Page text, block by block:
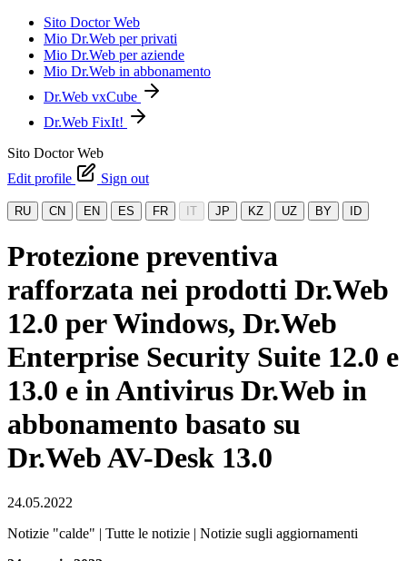
Sito Doctor Web
Mio Dr.Web per privati
Mio Dr.Web per aziende
Mio Dr.Web in abbonamento
Dr.Web vxCube
Dr.Web FixIt!
Sito Doctor Web
Edit profile
Sign out
RU CN EN ES FR IT JP KZ UZ BY ID
Protezione preventiva
rafforzata nei prodotti Dr.Web
12.0 per Windows, Dr.Web
Enterprise Security Suite 12.0 e
13.0 e in Antivirus Dr.Web in
abbonamento basato su
Dr.Web AV-Desk 13.0
24.05.2022
Notizie "calde" | Tutte le notizie | Notizie sugli aggiornamenti